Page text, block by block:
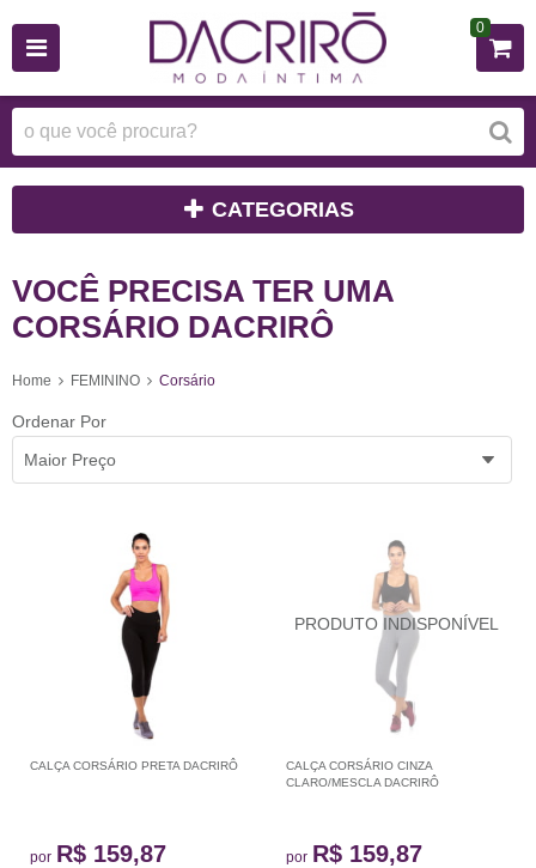
0
CATEGORIAS
VOCÊ PRECISA TER UMA
CORSÁRIO DACRIRÔ
Home FEMININO Corsário
Ordenar Por
Maior Preço
CALÇA CORSÁRIO PRETA DACRIRÔ
por R$ 159,87
CALÇA CORSÁRIO CINZA
CLARO/MESCLA DACRIRÔ
por R$ 159,87